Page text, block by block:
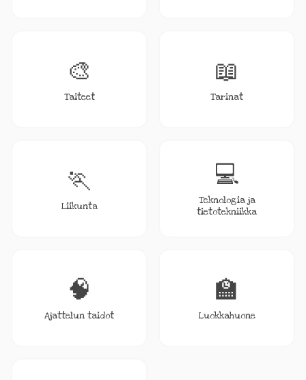
🎨
Taiteet
📖
Tarinat
🏃
Liikunta
💻
Teknologia ja
tietotekniikka
🧠
Ajattelun taidot
🏫
Luokkahuone